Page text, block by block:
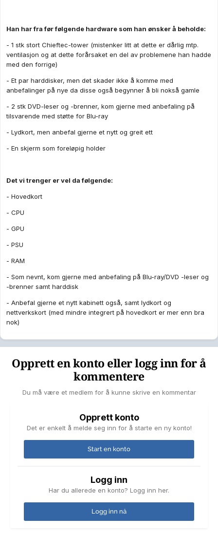
Han har fra før følgende hardware som han ønsker å beholde:
- 1 stk stort Chieftec-tower (mistenker litt at dette er dårlig mtp.
ventilasjon og at dette forårsaket en del av problemene han hadde
med den forrige)
- Et par harddisker, men det skader ikke å komme med
anbefalinger på nye da disse også begynner å bli nokså gamle
- 2 stk DVD-leser og -brenner, kom gjerne med anbefaling på
tilsvarende med støtte for Blu-ray
- Lydkort, men anbefal gjerne et nytt og greit ett
- En skjerm som foreløpig holder
Det vi trenger er vel da følgende:
- Hovedkort
- CPU
- GPU
- PSU
- RAM
- Som nevnt, kom gjerne med anbefaling på Blu-ray/DVD -leser og
-brenner samt harddisk
- Anbefal gjerne et nytt kabinett også, samt lydkort og
nettverkskort (med mindre integrert på hovedkort er mer enn bra
nok)
Opprett en konto eller logg inn for å
kommentere
Du må være et medlem for å kunne skrive en kommentar
Opprett konto
Det er enkelt å melde seg inn for å starte en ny konto!
Start en konto
Logg inn
Har du allerede en konto? Logg inn her.
Logg inn nå